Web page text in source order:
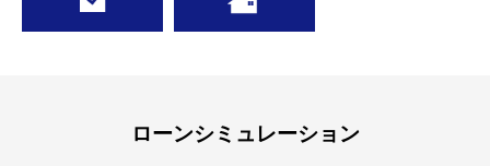
ローンシミュレーション